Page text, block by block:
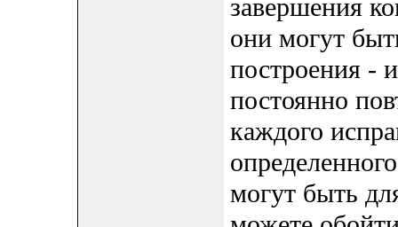
завершения
они могут
построения -
постоянно
каждого
могут быть